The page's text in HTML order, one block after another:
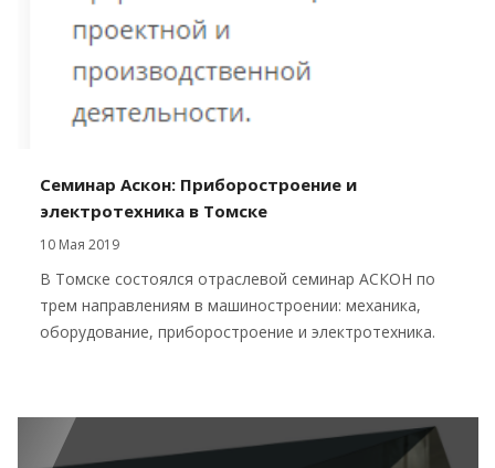
Семинар Аскон: Приборостроение и
электротехника в Томске
10 Мая 2019
В Томске состоялся отраслевой семинар АСКОН по
трем направлениям в машиностроении: механика,
оборудование, приборостроение и электротехника.